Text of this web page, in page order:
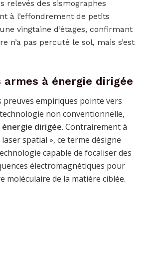
relevés des sismographes
à l’effondrement de petits
vingtaine d’étages, confirmant
n’a pas percuté le sol, mais s’est
armes à énergie dirigée
preuves empiriques pointe vers
non conventionnelle,
énergie dirigée. Contrairement à
laser spatial », ce terme désigne
capable de focaliser des
électromagnétiques pour
moléculaire de la matière ciblée.